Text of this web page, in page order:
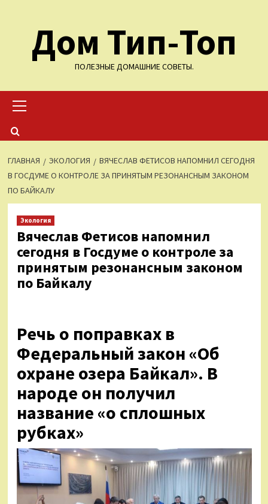
содержимомуДом Тип-Топ
ПОЛЕЗНЫЕ ДОМАШНИЕ СОВЕТЫ.
меню
ГЛАВНАЯ ЭКОЛОГИЯ
ВЯЧЕСЛАВ ФЕТИСОВ НАПОМНИЛ СЕГОДНЯ
В ГОСДУМЕ О КОНТРОЛЕ ЗА ПРИНЯТЫМ РЕЗОНАНСНЫМ ЗАКОНОМ
ПО БАЙКАЛУ
Экология
Вячеслав Фетисов напомнил
сегодня в Госдуме о контроле за
принятым резонансным законом
по Байкалу
Речь о поправках в
Федеральный закон «Об
охране озера Байкал». В
народе он получил
название «о сплошных
рубках»